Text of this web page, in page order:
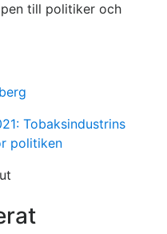
till politiker och
Tobaksindustrins
politiken